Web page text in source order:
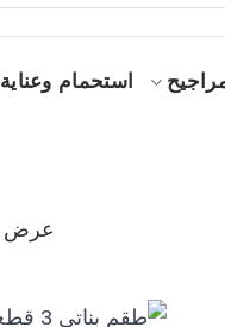
استحمام وعناية
عرض ⁦2⁩ من كل النتائج